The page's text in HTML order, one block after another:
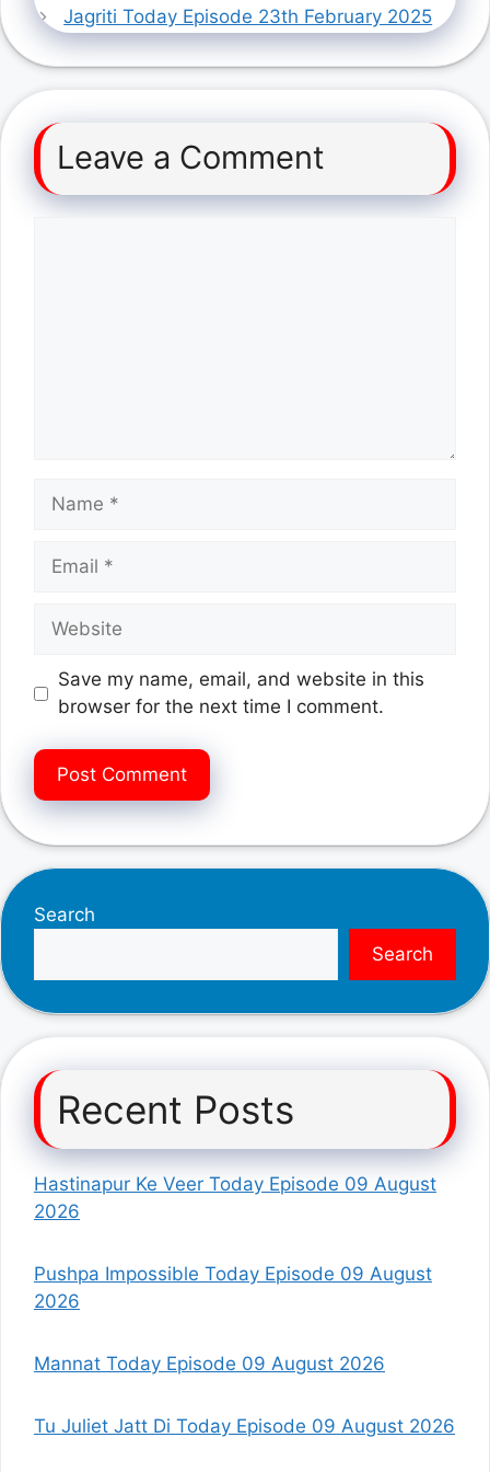
Jagriti Today Episode 23th February 2025
Leave a Comment
Name
Email
Website
Save my name, email, and website in this
browser for the next time I comment.
Search
Search
Recent Posts
Hastinapur Ke Veer Today Episode 09 August
2026
Pushpa Impossible Today Episode 09 August
2026
Mannat Today Episode 09 August 2026
Tu Juliet Jatt Di Today Episode 09 August 2026